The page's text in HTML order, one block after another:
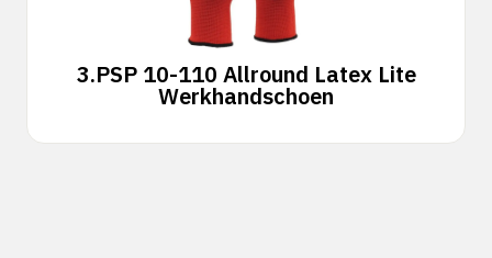
3.PSP 10-110 Allround Latex Lite
Werkhandschoen